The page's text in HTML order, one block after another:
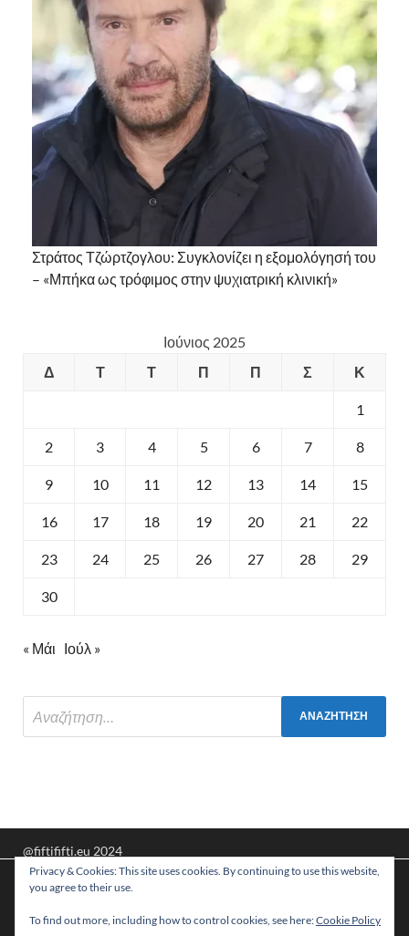
Στράτος Τζώρτζογλου: Συγκλονίζει η εξομολόγησή του
– «Μπήκα ως τρόφιμος στην ψυχιατρική κλινική»
Ιούνιος 2025
Δ
Τ Τ Π Π Σ Κ
1
2 3 4 5 6 7 8
9 10 11 12 13 14 15
16 17 18 19 20 21 22
23 24 25 26 27 28 29
30
« Μάι Ιούλ »
@fiftififti.eu 2024
Υποστηρίζεται απόWordPressκαιHitMag.
Χρησιμοποιούμε cookies για να σας προσφέρουμε τη
βέλτιστη εμπειρία πλοήγησης στον ιστότοπό μας.
Μπορείτε να μάθετε ποια cookies χρησιμοποιούμε ή να τα
απενεργοποιήσετε στιςρυθμίσεις
Privacy & Cookies: This site uses cookies. By continuing to use this website,
you agree to their use.
To find out more, including how to control cookies, see here:Cookie Policy